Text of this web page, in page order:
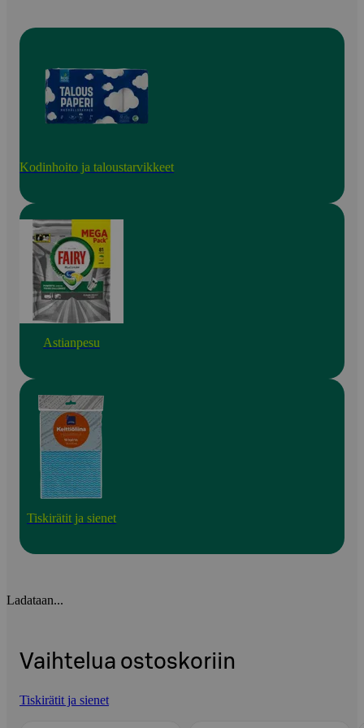
Kodinhoito ja taloustarvikkeet
Astianpesu
Tiskirätit ja sienet
Ladataan...
Vaihtelua ostoskoriin
Tiskirätit ja sienet